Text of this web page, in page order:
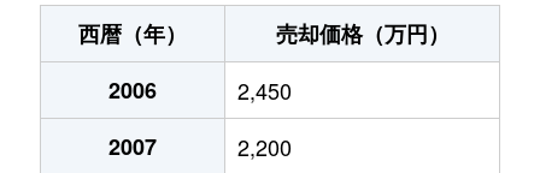
加倉
2,900万円 岩槻
3,600万円
3,700万円
西暦（年）
売却価格（万円）
2006
2,450
2007
2,200